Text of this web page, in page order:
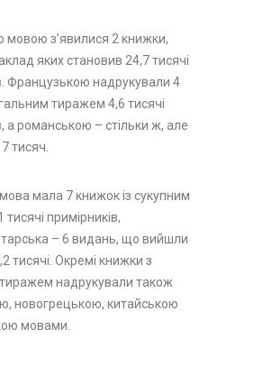
мовою з’явилися 2 книжки,
яких становив 24,7 тисячі
Французькою надрукували 4
тиражем 4,6 тисячі
а романською – стільки ж, але
тисяч.
мала 7 книжок із сукупним
примірників,
– 6 видань, що вийшли
тисячі. Окремі книжки з
надрукували також
новогрецькою, китайською
мовами.